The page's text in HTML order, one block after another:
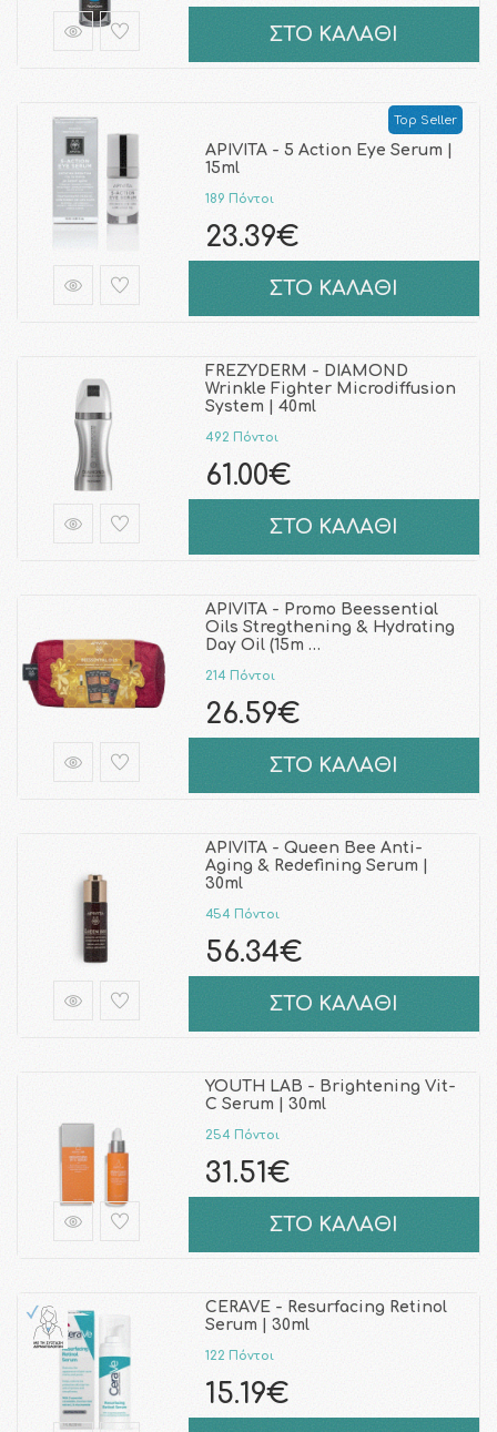
ΣΤΟ ΚΑΛΑΘΙ
Top Seller
APIVITA - 5 Action Eye Serum |
15ml
189 Πόντοι
23.39€
ΣΤΟ ΚΑΛΑΘΙ
FREZYDERM - DIAMOND
Wrinkle Fighter Microdiffusion
System | 40ml
492 Πόντοι
61.00€
ΣΤΟ ΚΑΛΑΘΙ
APIVITA - Promo Beessential
Oils Stregthening & Hydrating
Day Oil (15m …
214 Πόντοι
26.59€
ΣΤΟ ΚΑΛΑΘΙ
APIVITA - Queen Bee Anti-
Aging & Redefining Serum |
30ml
454 Πόντοι
56.34€
ΣΤΟ ΚΑΛΑΘΙ
YOUTH LAB - Brightening Vit-
C Serum | 30ml
254 Πόντοι
31.51€
ΣΤΟ ΚΑΛΑΘΙ
CERAVE - Resurfacing Retinol
Serum | 30ml
122 Πόντοι
15.19€